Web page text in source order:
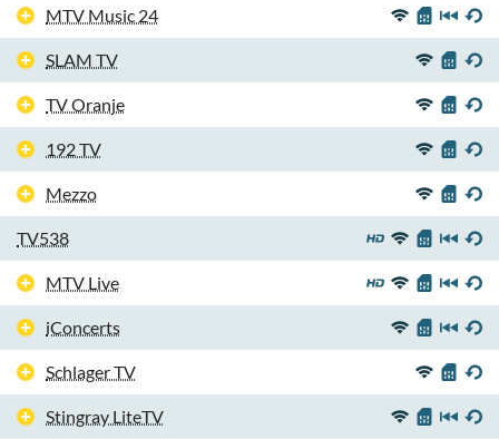
MTV Music 24
SLAM TV
TV Oranje
192 TV
Mezzo
TV538
MTV Live
iConcerts
Schlager TV
Stingray LiteTV